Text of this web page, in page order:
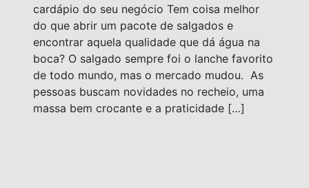
cardápio do seu negócio Tem coisa melhor
do que abrir um pacote de salgados e
encontrar aquela qualidade que dá água na
boca? O salgado sempre foi o lanche favorito
de todo mundo, mas o mercado mudou. As
pessoas buscam novidades no recheio, uma
massa bem crocante e a praticidade […]